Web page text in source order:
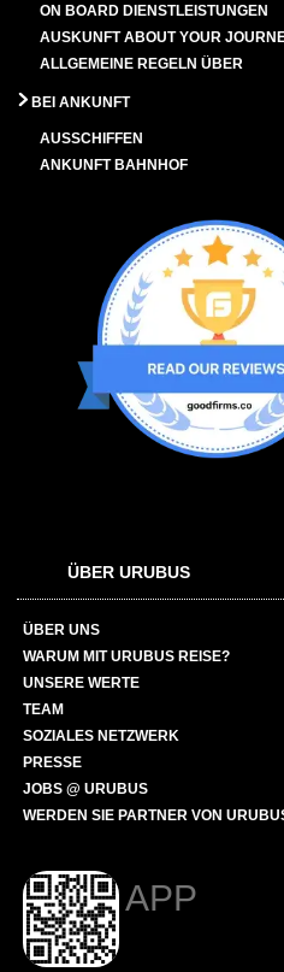
ON BOARD DIENSTLEISTUNGEN
AUSKUNFT ABOUT YOUR
ALLGEMEINE REGELN ÜBER
BEI ANKUNFT
AUSSCHIFFEN
ANKUNFT BAHNHOF
ÜBER URUBUS
ÜBER UNS
WARUM MIT URUBUS REISE?
UNSERE WERTE
TEAM
SOZIALES NETZWERK
PRESSE
JOBS @ URUBUS
WERDEN SIE PARTNER VON
APP